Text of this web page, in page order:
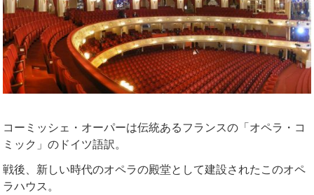
コーミッシェ・オーパーは伝統あるフランスの「オペラ・コ
ミック」のドイツ語訳。
戦後、新しい時代のオペラの殿堂として建設されたこのオペ
ラハウス。